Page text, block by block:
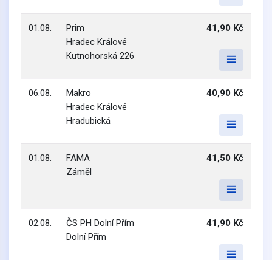
01.08.
Prim
Hradec Králové
Kutnohorská 226
41,90 Kč
06.08.
Makro
Hradec Králové
Hradubická
40,90 Kč
01.08.
FAMA
Záměl
41,50 Kč
02.08.
ČS PH Dolní Přím
Dolní Přím
41,90 Kč